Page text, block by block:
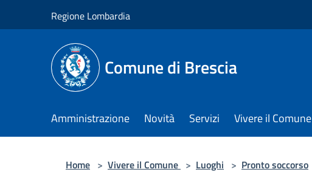
Regione Lombardia
Comune di Brescia
Amministrazione Novità Servizi Vivere il Comune
Home > Vivere il Comune > Luoghi > Pronto soccorso